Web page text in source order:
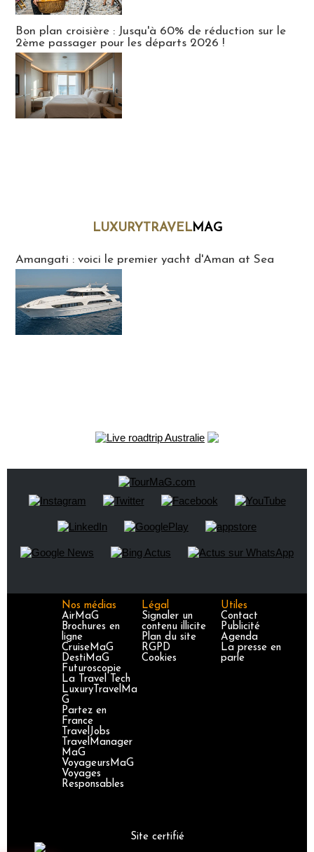
Bon plan croisière : Jusqu'à 60% de réduction sur le
2ème passager pour les départs 2026 !
LUXURYTRAVELMAG
Amangati : voici le premier yacht d'Aman at Sea
Nos médias
AirMaG
Brochures en
ligne
CruiseMaG
DestiMaG
Futuroscopie
La Travel Tech
LuxuryTravelMa
G
Partez en
France
TravelJobs
TravelManager
MaG
VoyageursMaG
Voyages
Responsables
Légal
Signaler un
contenu illicite
Plan du site
RGPD
Cookies
Utiles
Contact
Publicité
Agenda
La presse en
parle
Site certifié